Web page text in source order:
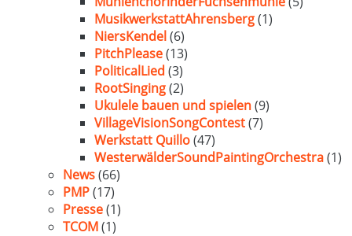
MusikwerkstattAhrensberg(1)
NiersKendel(6)
PitchPlease(13)
PoliticalLied (3)
RootSinging(2)
Ukulele bauen und spielen(9)
VillageVisionSongContest(7)
Werkstatt Quillo(47)
WesterwälderSoundPaintingOrchestra(1)
News(66)
PMP(17)
Presse(1)
TCOM(1)